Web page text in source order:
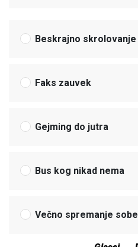
Beskrajno skrolovanje
Faks zauvek
Gejming do jutra
Bus kog nikad nema
Večno spremanje sobe